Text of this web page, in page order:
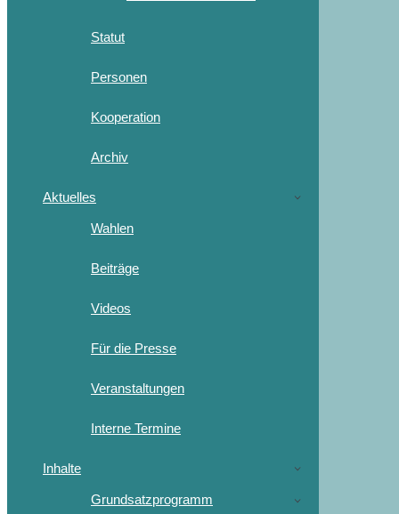
Statut
Personen
Kooperation
Archiv
Aktuelles
Wahlen
Beiträge
Videos
Für die Presse
Veranstaltungen
Interne Termine
Inhalte
Grundsatzprogramm